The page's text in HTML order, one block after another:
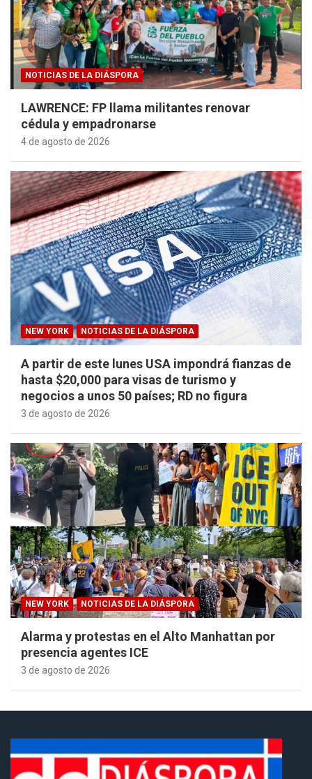
NOTICIAS DE LA DIÁSPORA
LAWRENCE: FP llama militantes renovar
cédula y empadronarse
4 de agosto de 2026
NEW YORK NOTICIAS DE LA DIÁSPORA
A partir de este lunes USA impondrá fianzas de
hasta $20,000 para visas de turismo y
negocios a unos 50 países; RD no figura
3 de agosto de 2026
NEW YORK NOTICIAS DE LA DIÁSPORA
Alarma y protestas en el Alto Manhattan por
presencia agentes ICE
3 de agosto de 2026